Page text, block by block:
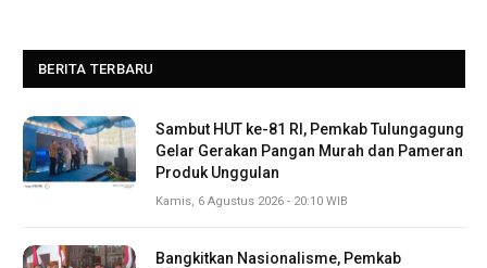
BERITA TERBARU
Sambut HUT ke-81 RI, Pemkab Tulungagung
Gelar Gerakan Pangan Murah dan Pameran
Produk Unggulan
Kamis, 6 Agustus 2026 - 20:10 WIB
Bangkitkan Nasionalisme, Pemkab